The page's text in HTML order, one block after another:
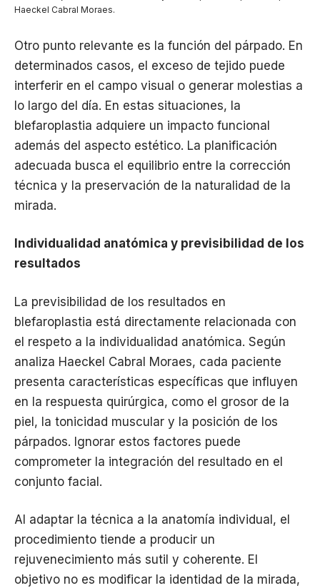
Haeckel Cabral Moraes.
Otro punto relevante es la función del párpado. En
determinados casos, el exceso de tejido puede
interferir en el campo visual o generar molestias a
lo largo del día. En estas situaciones, la
blefaroplastia adquiere un impacto funcional
además del aspecto estético. La planificación
adecuada busca el equilibrio entre la corrección
técnica y la preservación de la naturalidad de la
mirada.
Individualidad anatómica y previsibilidad de los
resultados
La previsibilidad de los resultados en
blefaroplastia está directamente relacionada con
el respeto a la individualidad anatómica. Según
analiza Haeckel Cabral Moraes, cada paciente
presenta características específicas que influyen
en la respuesta quirúrgica, como el grosor de la
piel, la tonicidad muscular y la posición de los
párpados. Ignorar estos factores puede
comprometer la integración del resultado en el
conjunto facial.
Al adaptar la técnica a la anatomía individual, el
procedimiento tiende a producir un
rejuvenecimiento más sutil y coherente. El
objetivo no es modificar la identidad de la mirada,